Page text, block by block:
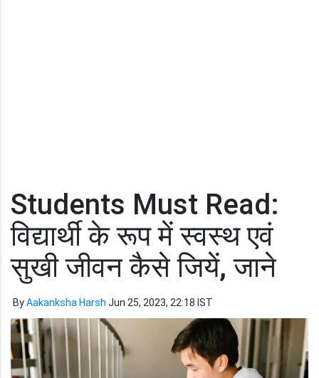
Students Must Read:
विद्यार्थी के रूप में स्वस्थ एवं
सुखी जीवन कैसे जियें, जाने
ByAakanksha Harsh Jun 25, 2023, 22:18 IST